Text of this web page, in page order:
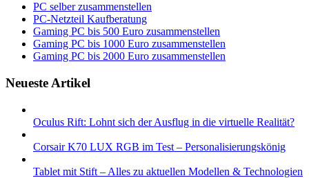
PC selber zusammenstellen
PC-Netzteil Kaufberatung
Gaming PC bis 500 Euro zusammenstellen
Gaming PC bis 1000 Euro zusammenstellen
Gaming PC bis 2000 Euro zusammenstellen
Neueste Artikel
Oculus Rift: Lohnt sich der Ausflug in die virtuelle Realität?
Corsair K70 LUX RGB im Test – Personalisierungskönig
Tablet mit Stift – Alles zu aktuellen Modellen & Technologien